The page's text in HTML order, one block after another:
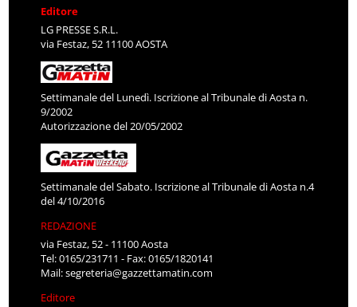
Editore
LG PRESSE S.R.L.
via Festaz, 52 11100 AOSTA
Settimanale del Lunedì. Iscrizione al Tribunale di Aosta n.
9/2002
Autorizzazione del 20/05/2002
Settimanale del Sabato. Iscrizione al Tribunale di Aosta n.4
del 4/10/2016
REDAZIONE
via Festaz, 52 - 11100 Aosta
Tel: 0165/231711 - Fax: 0165/1820141
Mail:segreteria@gazzettamatin.com
Editore